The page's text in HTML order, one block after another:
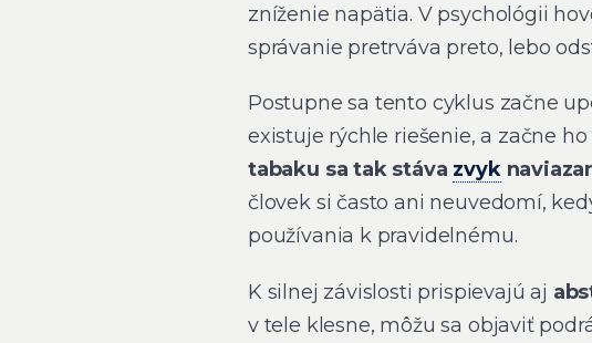
zníženie napätia. V psychológii
správanie pretrváva preto, lebo
Postupne sa tento cyklus začne
existuje rýchle riešenie, a začne
tabaku sa tak stáva zvyk
človek si často ani neuvedomí,
používania k pravidelnému.
K silnej závislosti prispievajú aj
v tele klesne, môžu sa objaviť